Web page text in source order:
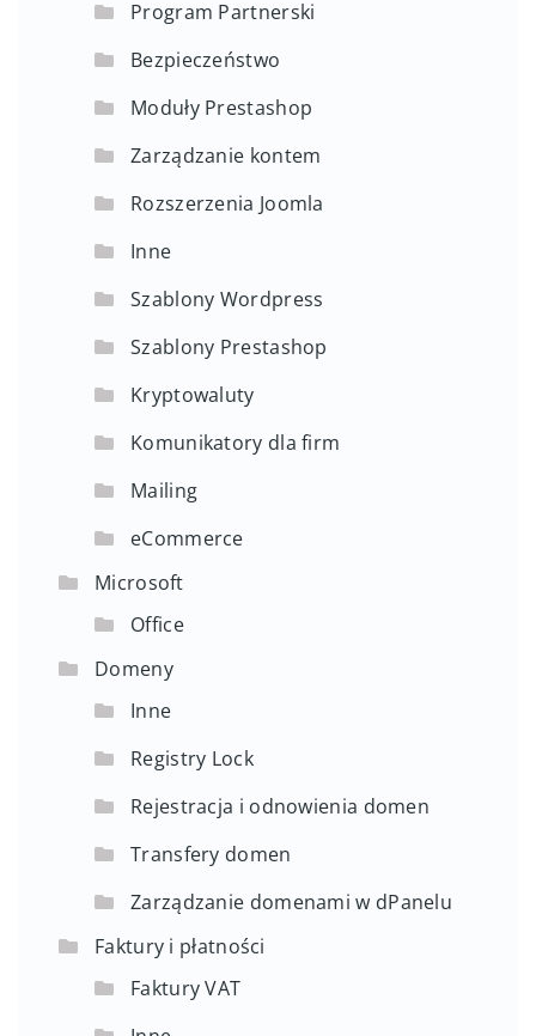
Program Partnerski
Bezpieczeństwo
Moduły Prestashop
Zarządzanie kontem
Rozszerzenia Joomla
Inne
Szablony Wordpress
Szablony Prestashop
Kryptowaluty
Komunikatory dla firm
Mailing
eCommerce
Microsoft
Office
Domeny
Inne
Registry Lock
Rejestracja i odnowienia domen
Transfery domen
Zarządzanie domenami w dPanelu
Faktury i płatności
Faktury VAT